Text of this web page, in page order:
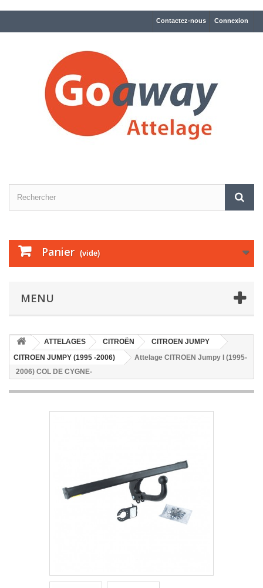
Connexion
Contactez-nous
Panier (vide)
MENU
ATTELAGES CITROËN
CITROEN JUMPY
CITROEN JUMPY (1995 -2006)
Attelage CITROEN Jumpy I (1995-
2006) COL DE CYGNE-